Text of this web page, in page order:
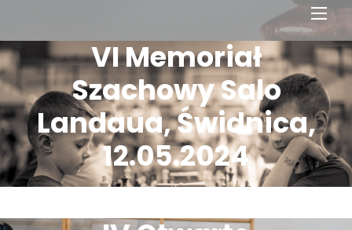
VI Memoriał
Szachowy Salo
Landaua, Świdnica,
12.05.2024